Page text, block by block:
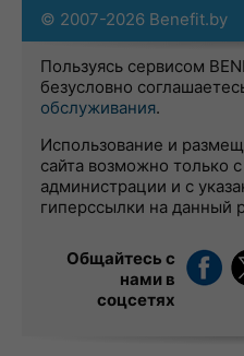
© 2007-2026 Benefit.by
Пользуясь сервисом
безусловно
обслуживания.
Использование и
сайта возможно только
администрации и с
гиперссылки на данный
Общайтесь с
нами в
соцсетях